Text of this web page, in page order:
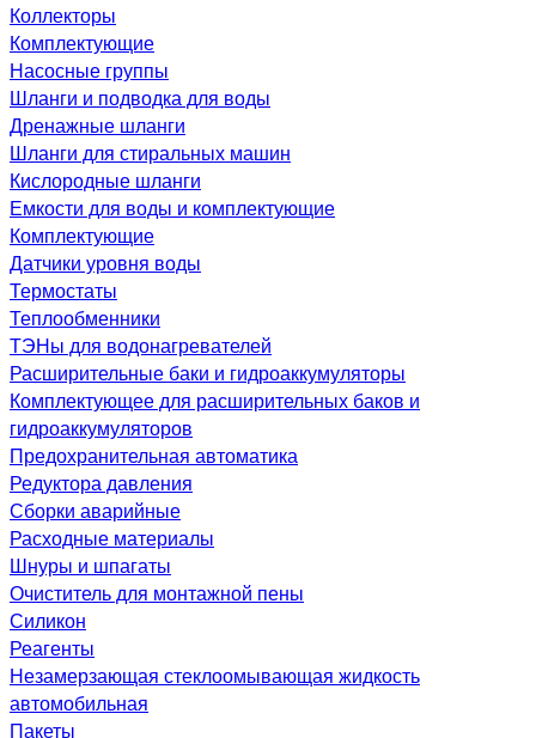
Коллекторы
Комплектующие
Насосные группы
Шланги и подводка для воды
Дренажные шланги
Шланги для стиральных машин
Кислородные шланги
Емкости для воды и комплектующие
Комплектующие
Датчики уровня воды
Термостаты
Теплообменники
ТЭНы для водонагревателей
Расширительные баки и гидроаккумуляторы
Комплектующее для расширительных баков и
гидроаккумуляторов
Предохранительная автоматика
Редуктора давления
Сборки аварийные
Расходные материалы
Шнуры и шпагаты
Очиститель для монтажной пены
Силикон
Реагенты
Незамерзающая стеклоомывающая жидкость
автомобильная
Пакеты